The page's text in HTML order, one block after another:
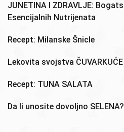
JUNETINA I ZDRAVLJE:
Esencijalnih Nutrijenata
Recept: Milanske Šnicle
Lekovita svojstva ČUVARKUĆE
Recept: TUNA SALATA
Da li unosite dovoljno SELENA?